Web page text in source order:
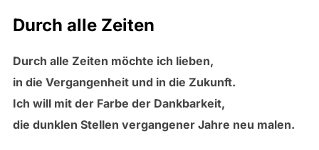
Durch alle Zeiten
Durch alle Zeiten möchte ich lieben,
in die Vergangenheit und in die Zukunft.
Ich will mit der Farbe der Dankbarkeit,
die dunklen Stellen vergangener Jahre neu malen.